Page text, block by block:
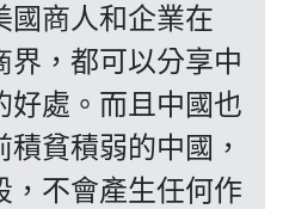
國商人和企業在
界，都可以分享中
好處。而且中國也
貧積弱的中國，
，不會產生任何作